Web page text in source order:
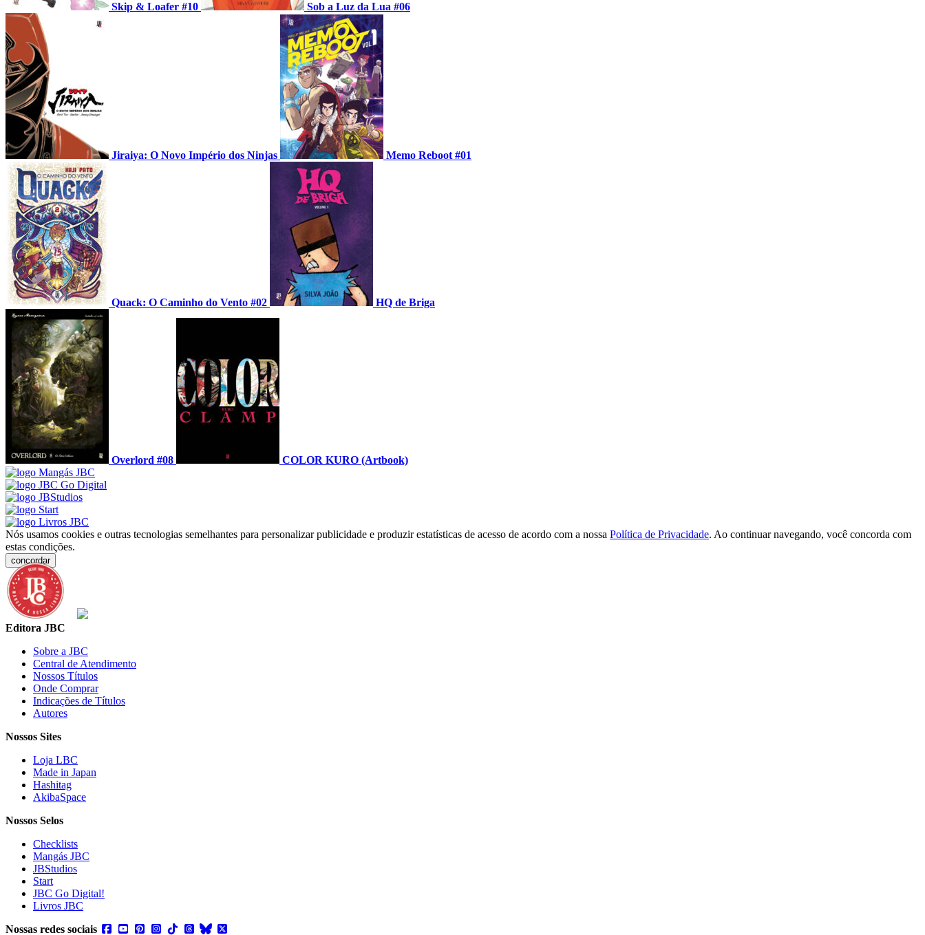
Skip & Loafer #10 Sob a Luz da Lua #06
Jiraiya: O Novo Império dos Ninjas Memo Reboot #01
Quack: O Caminho do Vento #02 HQ de Briga
Overlord #08 COLOR KURO (Artbook)
Nós usamos cookies e outras tecnologias semelhantes para personalizar publicidade e produzir estatísticas de acesso de acordo com a nossa Política de Privacidade. Ao continuar navegando, você concorda com
estas condições.
concordar
Editora JBC
Sobre a JBC
Central de Atendimento
Nossos Títulos
Onde Comprar
Indicações de Títulos
Autores
Nossos Sites
Loja LBC
Made in Japan
Hashitag
AkibaSpace
Nossos Selos
Checklists
Mangás JBC
JBStudios
Start
JBC Go Digital!
Livros JBC
Nossas redes sociais